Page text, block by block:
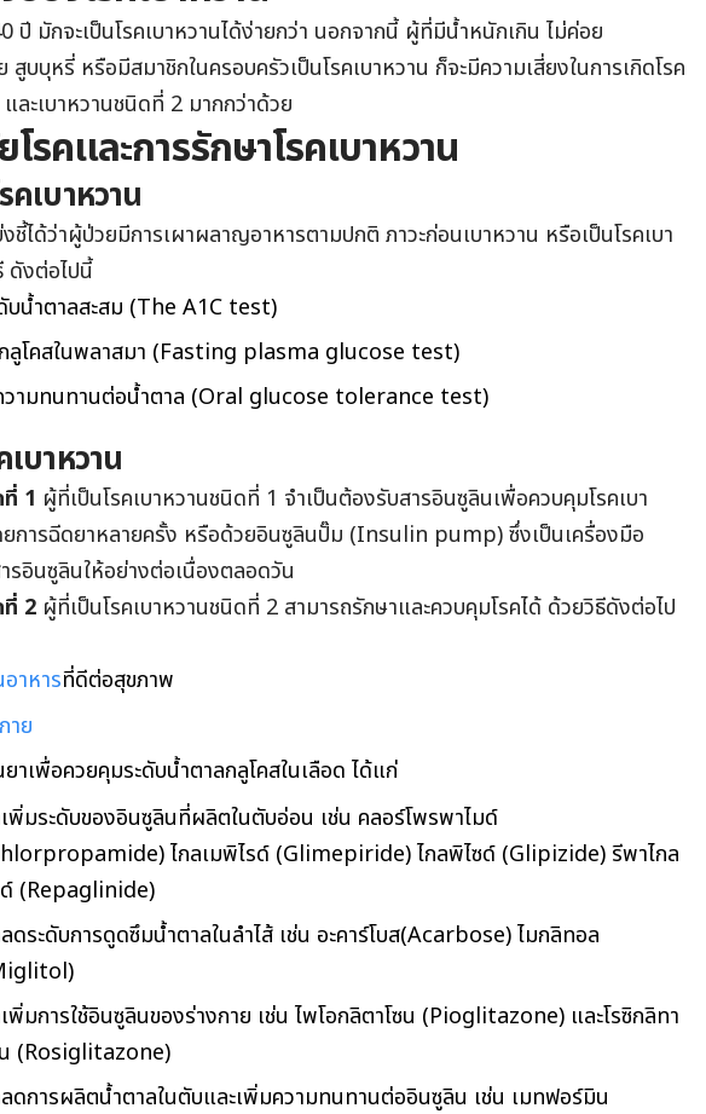
ปี มักจะเป็นโรคเบาหวานได้ง่ายกว่า นอกจากนี้ ผู้ที่มีน้ำหนักเกิน ไม่ค่อย
สูบบุหรี่ หรือมีสมาชิกในครอบครัวเป็นโรคเบาหวาน ก็จะมีความเสี่ยงในการเกิดโรค
ละเบาหวานชนิดที่ 2 มากกว่าด้วย
รคและการรักษาโรคเบาหวาน
คเบาหวาน
ได้ว่าผู้ป่วยมีการเผาผลาญอาหารตามปกติ ภาวะก่อนเบาหวาน หรือเป็นโรคเบา
ดังต่อไปนี้
บน้ำตาลสะสม (The A1C test)
กลูโคสในพลาสมา (Fasting plasma glucose test)
วามทนทานต่อน้ำตาล (Oral glucose tolerance test)
เบาหวาน
1 ผู้ที่เป็นโรคเบาหวานชนิดที่ 1 จำเป็นต้องรับสารอินซูลินเพื่อควบคุมโรคเบา
ยการฉีดยาหลายครั้ง หรือด้วยอินซูลินปั๊ม (Insulin pump) ซึ่งเป็นเครื่องมือ
รอินซูลินให้อย่างต่อเนื่องตลอดวัน
ที่ 2 ผู้ที่เป็นโรคเบาหวานชนิดที่ 2 สามารถรักษาและควบคุมโรคได้ ด้วยวิธีดังต่อไป
าหารที่ดีต่อสุขภาพ
าย
ยาเพื่อควยคุมระดับน้ำตาลกลูโคสในเลือด ได้แก่
พิ่มระดับของอินซูลินที่ผลิตในตับอ่อน เช่น คลอร์โพรพาไมด์
ไกลเมพิไรด์ (Glimepiride) ไกลพิไซด์ (Glipizide) รีพาไกล
(Repaglinide)
ดระดับการดูดซึมน้ำตาลในลำไส้ เช่น อะคาร์โบส(Acarbose) ไมกลิทอล
พิ่มการใช้อินซูลินของร่างกาย เช่น ไพโอกลิตาโซน (Pioglitazone) และโรซิกลิทา
(Rosiglitazone)
ดการผลิตน้ำตาลในตับและเพิ่มความทนทานต่ออินซูลิน เช่น เมทฟอร์มิน